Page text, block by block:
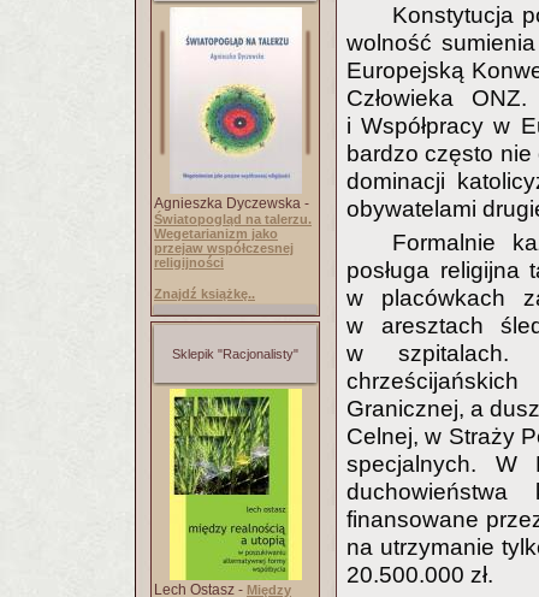
Agnieszka Dyczewska -
Światopogląd na talerzu.
Wegetarianizm jako
przejaw współczesnej
religijności
Znajdź książkę..
Sklepik "Racjonalisty"
Lech Ostasz - Między
Konstytucja
wolność
Europejską
Człowieka
i Współpracy w
bardzo często
dominacji
obywatelami
Formalnie
posługa
w placówkach
w aresztach
w szpitalach.
Granicznej, a
Celnej, w Straży
specjalnych. W
duchowieństwa
finansowane
na utrzymanie
20.500.000 zł.